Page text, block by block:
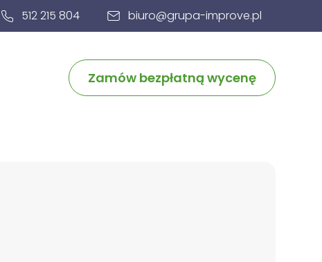
512 215 804 biuro@grupa-improve.pl
Zamów bezpłatną wycenę